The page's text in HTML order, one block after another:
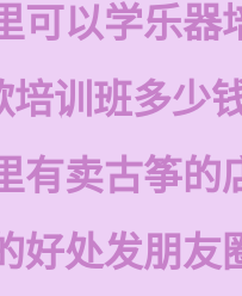
可以学乐器
培训班多少
有卖古筝的
好处发朋友